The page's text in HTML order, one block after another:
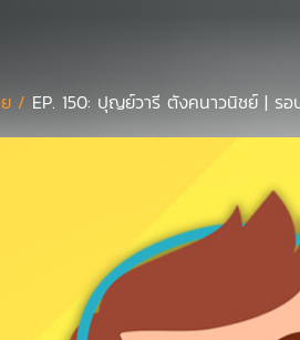
/ EP. 150: ปุญย์วารี ตังคนาวนิชย์ | รอ